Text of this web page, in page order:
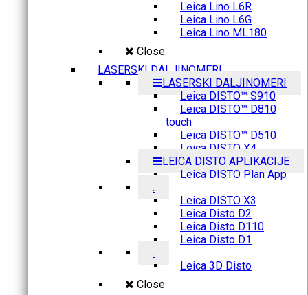
Leica Lino L6R
Leica Lino L6G
Leica Lino ML180
Close
LASERSKI DALJINOMERI
LASERSKI DALJINOMERI
Leica DISTO™ S910
Leica DISTO™ D810
touch
Leica DISTO™ D510
Leica DISTO X4
LEICA DISTO APLIKACIJE
Leica DISTO Plan App
.
Leica DISTO X3
Leica Disto D2
Leica Disto D110
Leica Disto D1
.
Leica 3D Disto
Close